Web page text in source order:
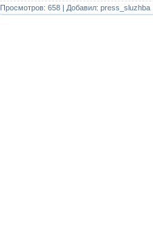
Просмотров: 658 | Добавил: press_sluzhba